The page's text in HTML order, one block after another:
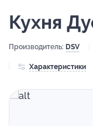
Кухня
Производитель: DSV
Характеристики